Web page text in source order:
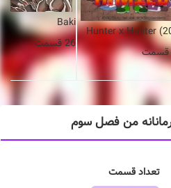
Hunter x Hunter
Baki
26 قسمت
من فصل سوم
تعداد قسمت